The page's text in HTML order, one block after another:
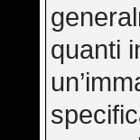
quanti